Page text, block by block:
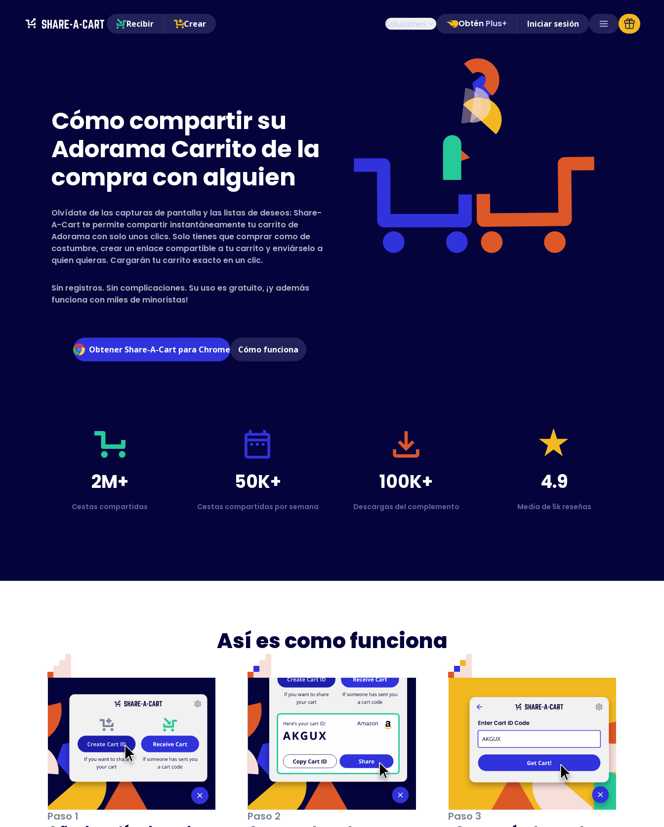
Recibir Crear Soluciones Obtén Plus+ Iniciar sesión
Cómo compartir su
Adorama Carrito de la
compra con alguien
Olvídate de las capturas de pantalla y las listas de deseos: Share-
A-Cart te permite compartir instantáneamente tu carrito de
Adorama con solo unos clics. Solo tienes que comprar como de
costumbre, crear un enlace compartible a tu carrito y enviárselo a
quien quieras. Cargarán tu carrito exacto en un clic.
Sin registros. Sin complicaciones. Su uso es gratuito, ¡y además
funciona con miles de minoristas!
Obtener Share-A-Cart para Chrome Cómo funciona
2M+
Cestas compartidas
50K+
Cestas compartidas por semana
100K+
Descargas del complemento
4.9
Media de 5k reseñas
Así es como funciona
Paso 1 Paso 2 Paso 3